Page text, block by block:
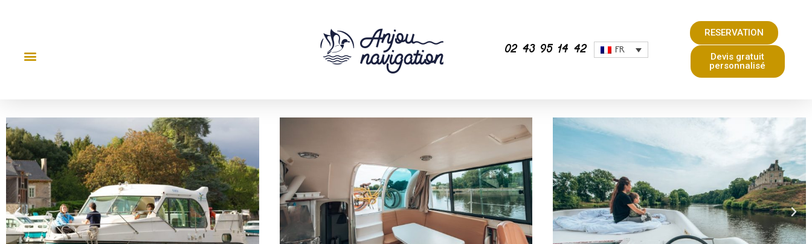
02 43 95 14 42 FR
RESERVATION
Devis gratuit
personnalisé